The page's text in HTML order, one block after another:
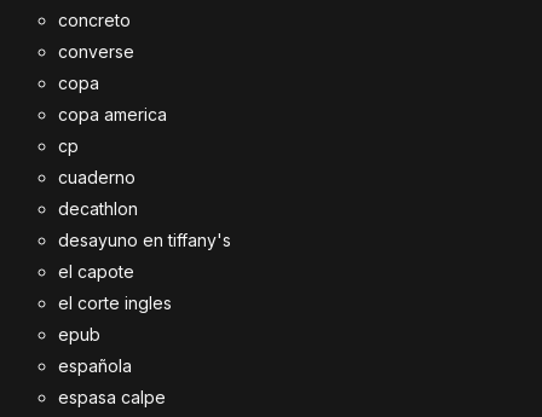
concreto
converse
copa
copa america
cp
cuaderno
decathlon
desayuno en tiffany's
el capote
el corte ingles
epub
española
espasa calpe